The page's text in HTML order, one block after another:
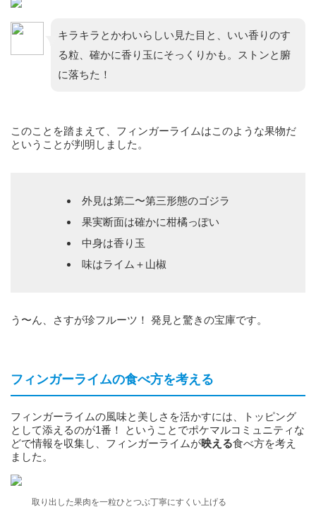
キラキラとかわいらしい見た目と、いい香りのす
る粒、確かに香り玉にそっくりかも。ストンと腑
に落ちた！
このことを踏まえて、フィンガーライムはこのような果物だ
ということが判明しました。
外見は第二〜第三形態のゴジラ
果実断面は確かに柑橘っぽい
中身は香り玉
味はライム＋山椒
う〜ん、さすが珍フルーツ！ 発見と驚きの宝庫です。
フィンガーライムの食べ方を考える
フィンガーライムの風味と美しさを活かすには、トッピング
として添えるのが1番！ ということでポケマルコミュニティな
どで情報を収集し、フィンガーライムが映える食べ方を考え
ました。
取り出した果肉を一粒ひとつぶ丁寧にすくい上げる